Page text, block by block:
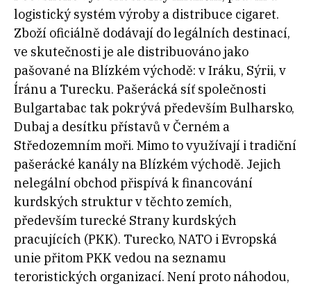
logistický systém výroby a distribuce cigaret.
Zboží oficiálně dodávají do legálních destinací,
ve skutečnosti je ale distribuováno jako
pašované na Blízkém východě: v Iráku, Sýrii, v
Íránu a Turecku. Pašerácká síť společnosti
Bulgartabac tak pokrývá především Bulharsko,
Dubaj a desítku přístavů v Černém a
Středozemním moři. Mimo to využívají i tradiční
pašerácké kanály na Blízkém východě. Jejich
nelegální obchod přispívá k financování
kurdských struktur v těchto zemích,
především turecké Strany kurdských
pracujících (PKK). Turecko, NATO i Evropská
unie přitom PKK vedou na seznamu
teroristických organizací. Není proto náhodou,